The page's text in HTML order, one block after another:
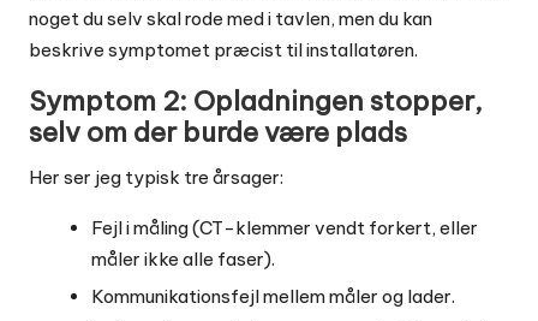
noget du selv skal rode med i tavlen, men du kan
beskrive symptomet præcist til installatøren.
Symptom 2: Opladningen stopper,
selv om der burde være plads
Her ser jeg typisk tre årsager:
Fejl i måling (CT-klemmer vendt forkert, eller
måler ikke alle faser).
Kommunikationsfejl mellem måler og lader.